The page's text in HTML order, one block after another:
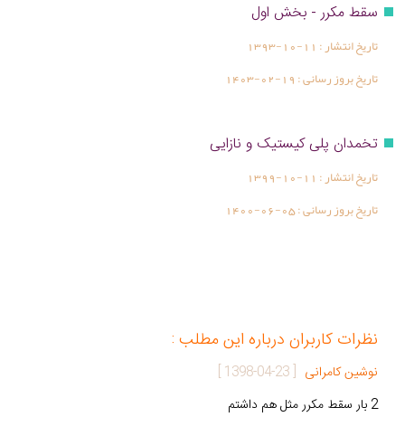
سقط مکرر - بخش اول
تاریخ انتشار : 1393-10-11
تاریخ بروز رسانی :1403-02-19
تخمدان پلی کیستیک و نازایی
تاریخ انتشار : 1399-10-11
تاریخ بروز رسانی :1400-06-05
نظرات کاربران درباره این مطلب :
نوشین کامرانی [
1398-04-23
]
2 بار سقط مکرر مثل هم داشتم